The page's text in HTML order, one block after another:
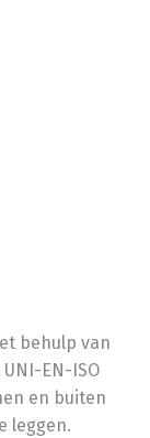
behulp van
EN-ISO
en buiten
leggen.